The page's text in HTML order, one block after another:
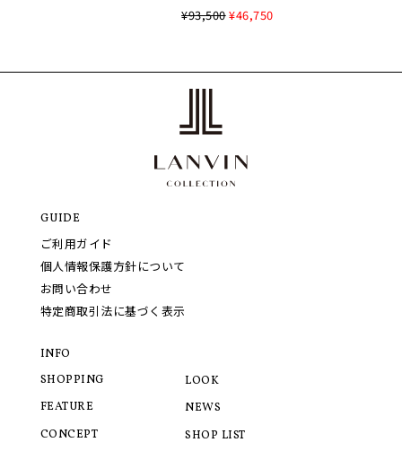
¥93,500¥46,750
GUIDE
ご利用ガイド
個人情報保護方針について
お問い合わせ
特定商取引法に基づく表示
INFO
SHOPPING
FEATURE
CONCEPT
LOOK
NEWS
SHOP LIST